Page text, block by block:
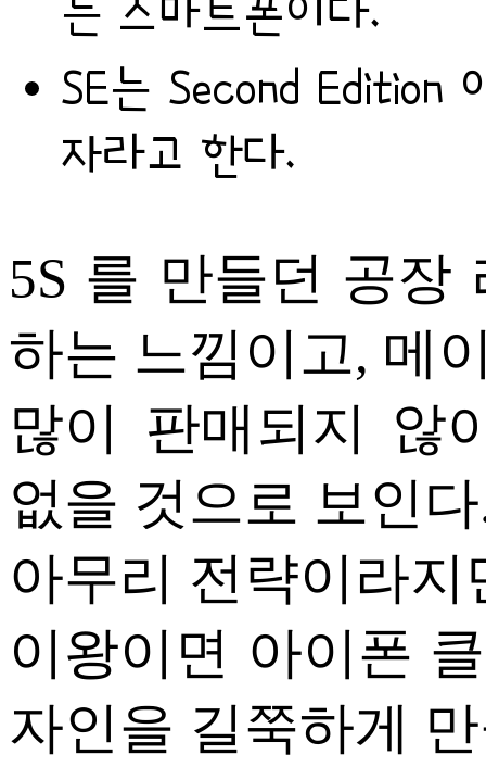
는 스마트폰이다.
SE는 Second Edition
자라고 한다.
5S 를 만들던 공장
하는 느낌이고, 메
많이 판매되지 않
없을 것으로 보인
아무리 전략이라
이왕이면 아이폰
자인을 길쭉하게